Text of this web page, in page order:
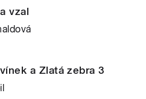
vzal
a Zlatá zebra 3